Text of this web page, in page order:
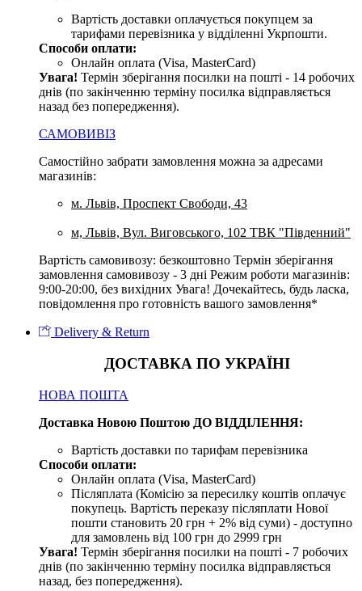
Вартість доставки оплачується покупцем за
тарифами перевізника у відділенні Укрпошти.
Способи оплати:
Онлайн оплата (Visa, MasterCard)
Увага! Термін зберігання посилки на пошті - 14 робочих
днів (по закінченню терміну посилка відправляється
назад без попередження).
САМОВИВІЗ
Самостійно забрати замовлення можна за адресами
магазинів:
м. Львів, Проспект Свободи, 43
м, Львів, Вул. Виговського, 102 ТВК "Південний"
Вартість самовивозу: безкоштовно Термін зберігання
замовлення самовивозу - 3 дні Режим роботи магазинів:
9:00-20:00, без вихідних Увага! Дочекайтесь, будь ласка,
повідомлення про готовність вашого замовлення*
Delivery & Return
ДОСТАВКА ПО УКРАЇНІ
НОВА ПОШТА
Доставка Новою Поштою ДО ВІДДІЛЕННЯ:
Вартість доставки по тарифам перевізника
Способи оплати:
Онлайн оплата (Visa, MasterCard)
Післяплата (Комісію за пересилку коштів оплачує
покупець. Вартість переказу післяплати Нової
пошти становить 20 грн + 2% від суми) - доступно
для замовлень від 100 грн до 2999 грн
Увага! Термін зберігання посилки на пошті - 7 робочих
днів (по закінченню терміну посилка відправляється
назад, без попередження).